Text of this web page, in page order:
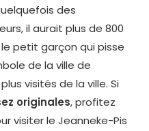
des
il aurait plus de 800
petit garçon qui pisse
de la ville de
visités de la ville. Si
originales, profitez
visiter le Jeanneke-Pis